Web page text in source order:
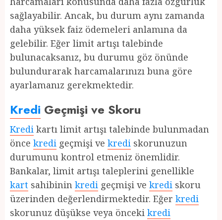
sağlayabilir. Ancak, bu durum aynı zamanda
daha yüksek faiz ödemeleri anlamına da
gelebilir. Eğer limit artışı talebinde
bulunacaksanız, bu durumu göz önünde
bulundurarak harcamalarınızı buna göre
ayarlamanız gerekmektedir.
Kredi Geçmişi ve Skoru
Kredi kartı limit artışı talebinde bulunmadan
önce kredi geçmişi ve kredi skorunuzun
durumunu kontrol etmeniz önemlidir.
Bankalar, limit artışı taleplerini genellikle
kart sahibinin kredi geçmişi ve kredi skoru
üzerinden değerlendirmektedir. Eğer kredi
skorunuz düşükse veya önceki kredi